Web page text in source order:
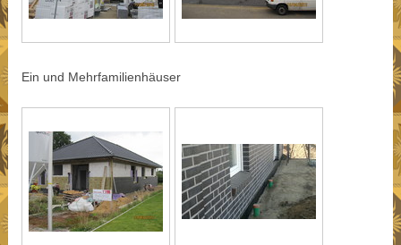
Ein und Mehrfamilienhäuser